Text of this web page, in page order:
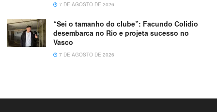
7 DE AGOSTO DE 2026
“Sei o tamanho do clube”: Facundo Colidio
desembarca no Rio e projeta sucesso no
Vasco
7 DE AGOSTO DE 2026